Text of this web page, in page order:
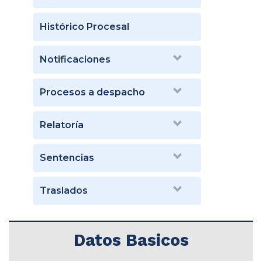
Histórico Procesal
Notificaciones
Procesos a despacho
Relatoría
Sentencias
Traslados
Datos Basicos